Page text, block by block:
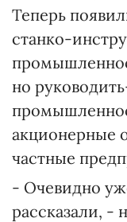
Теперь
станко-
но
акционерные
частные
- Очевидно
рассказали, -